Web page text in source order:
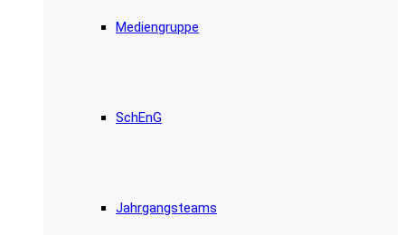
Mediengruppe
SchEnG
Jahrgangsteams